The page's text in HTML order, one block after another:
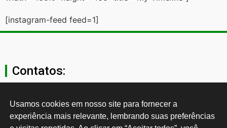
[instagram-feed feed=1]
Contatos:
secgeral@ctb.org.br
11 3874-0040
Usamos cookies em nosso site para fornecer a
experiência mais relevante, lembrando suas preferências